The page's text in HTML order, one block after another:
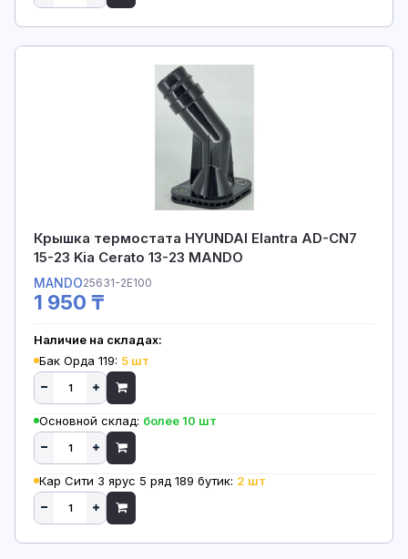
Крышка термостата HYUNDAI Elantra AD-CN7
15-23 Kia Cerato 13-23 MANDO
MANDO25631-2E100
1 950 ₸
Наличие на складах:
Бак Орда 119: 5 шт
Основной склад: более 10 шт
Кар Сити 3 ярус 5 ряд 189 бутик: 2 шт